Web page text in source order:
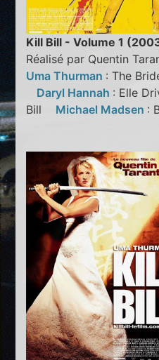
Kill Bill - Volume 1
Réalisé par Quentin
Uma Thurman : The
Daryl Hannah : Elle
Bill Michael Madsen :